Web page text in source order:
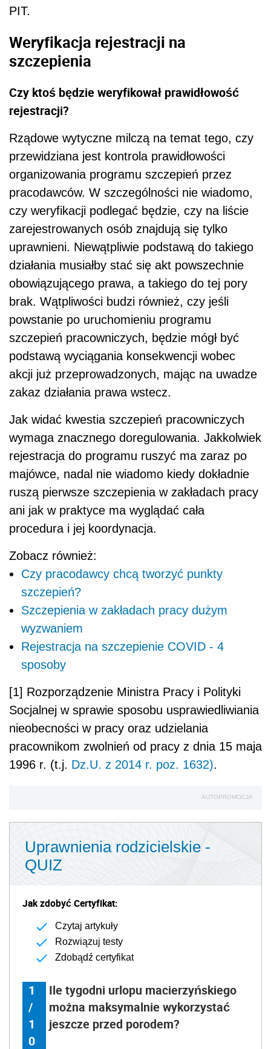
PIT.
Weryfikacja rejestracji na
szczepienia
Czy ktoś będzie weryfikował prawidłowość
rejestracji?
Rządowe wytyczne milczą na temat tego, czy
przewidziana jest kontrola prawidłowości
organizowania programu szczepień przez
pracodawców. W szczególności nie wiadomo,
czy weryfikacji podlegać będzie, czy na liście
zarejestrowanych osób znajdują się tylko
uprawnieni. Niewątpliwie podstawą do takiego
działania musiałby stać się akt powszechnie
obowiązującego prawa, a takiego do tej pory
brak. Wątpliwości budzi również, czy jeśli
powstanie po uruchomieniu programu
szczepień pracowniczych, będzie mógł być
podstawą wyciągania konsekwencji wobec
akcji już przeprowadzonych, mając na uwadze
zakaz działania prawa wstecz.
Jak widać kwestia szczepień pracowniczych
wymaga znacznego doregulowania. Jakkolwiek
rejestracja do programu ruszyć ma zaraz po
majówce, nadal nie wiadomo kiedy dokładnie
ruszą pierwsze szczepienia w zakładach pracy
ani jak w praktyce ma wyglądać cała
procedura i jej koordynacja.
Zobacz również:
Czy pracodawcy chcą tworzyć punkty
szczepień?
Szczepienia w zakładach pracy dużym
wyzwaniem
Rejestracja na szczepienie COVID - 4
sposoby
[1] Rozporządzenie Ministra Pracy i Polityki
Socjalnej w sprawie sposobu usprawiedliwiania
nieobecności w pracy oraz udzielania
pracownikom zwolnień od pracy z dnia 15 maja
1996 r. (t.j. Dz.U. z 2014 r. poz. 1632).
AUTOPROMOCJA
Uprawnienia rodzicielskie -
QUIZ
Jak zdobyć Certyfikat:
Czytaj artykuły
Rozwiązuj testy
Zdobądź certyfikat
1
/
1
0
Ile tygodni urlopu macierzyńskiego
można maksymalnie wykorzystać
jeszcze przed porodem?